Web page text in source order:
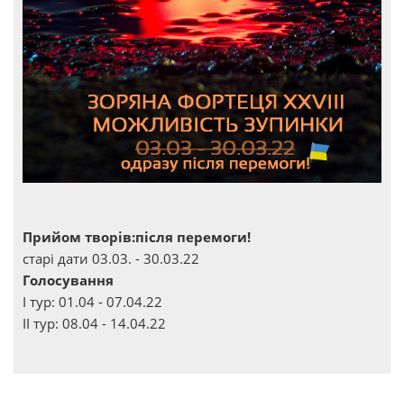
Прийом творів:після перемоги!
старі дати 03.03. - 30.03.22
Голосування
І тур: 01.04 - 07.04.22
ІІ тур: 08.04 - 14.04.22